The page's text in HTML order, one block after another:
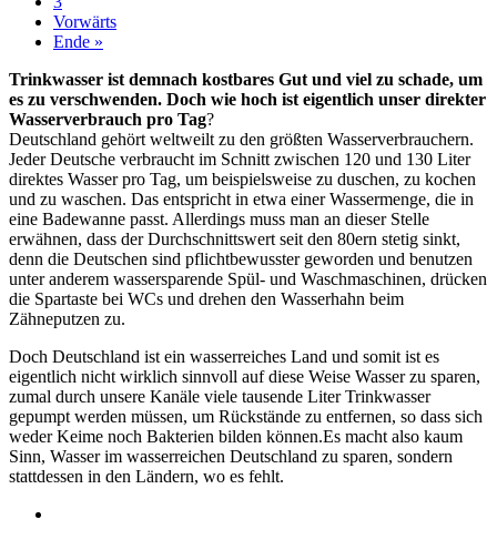
Vorwärts
Ende »
Trinkwasser ist demnach kostbares Gut und viel zu schade, um
es zu verschwenden. Doch wie hoch ist eigentlich unser direkter
Wasserverbrauch pro Tag?
Deutschland gehört weltweilt zu den größten Wasserverbrauchern.
Jeder Deutsche verbraucht im Schnitt zwischen 120 und 130 Liter
direktes Wasser pro Tag, um beispielsweise zu duschen, zu kochen
und zu waschen. Das entspricht in etwa einer Wassermenge, die in
eine Badewanne passt. Allerdings muss man an dieser Stelle
erwähnen, dass der Durchschnittswert seit den 80ern stetig sinkt,
denn die Deutschen sind pflichtbewusster geworden und benutzen
unter anderem wassersparende Spül- und Waschmaschinen, drücken
die Spartaste bei WCs und drehen den Wasserhahn beim
Zähneputzen zu.
Doch Deutschland ist ein wasserreiches Land und somit ist es
eigentlich nicht wirklich sinnvoll auf diese Weise Wasser zu sparen,
zumal durch unsere Kanäle viele tausende Liter Trinkwasser
gepumpt werden müssen, um Rückstände zu entfernen, so dass sich
weder Keime noch Bakterien bilden können.Es macht also kaum
Sinn, Wasser im wasserreichen Deutschland zu sparen, sondern
stattdessen in den Ländern, wo es fehlt.